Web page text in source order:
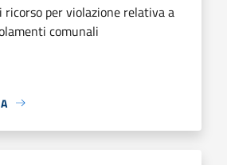
ricorso per violazione relativa a
comunali